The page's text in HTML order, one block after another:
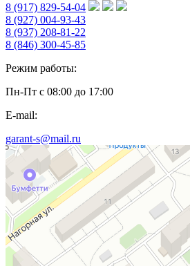
8 (917) 829-54-04
8 (927) 004-93-43
8 (937) 208-81-22
8 (846) 300-45-85
Режим работы:
Пн-Пт с 08:00 до 17:00
E-mail:
garant-s@mail.ru